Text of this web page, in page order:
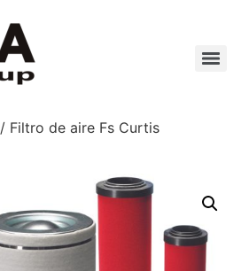
/ Filtro de aire Fs Curtis